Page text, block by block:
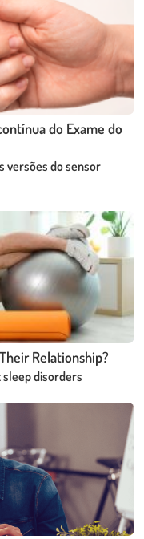
do Exame do
versões do sensor
Relationship?
sleep disorders